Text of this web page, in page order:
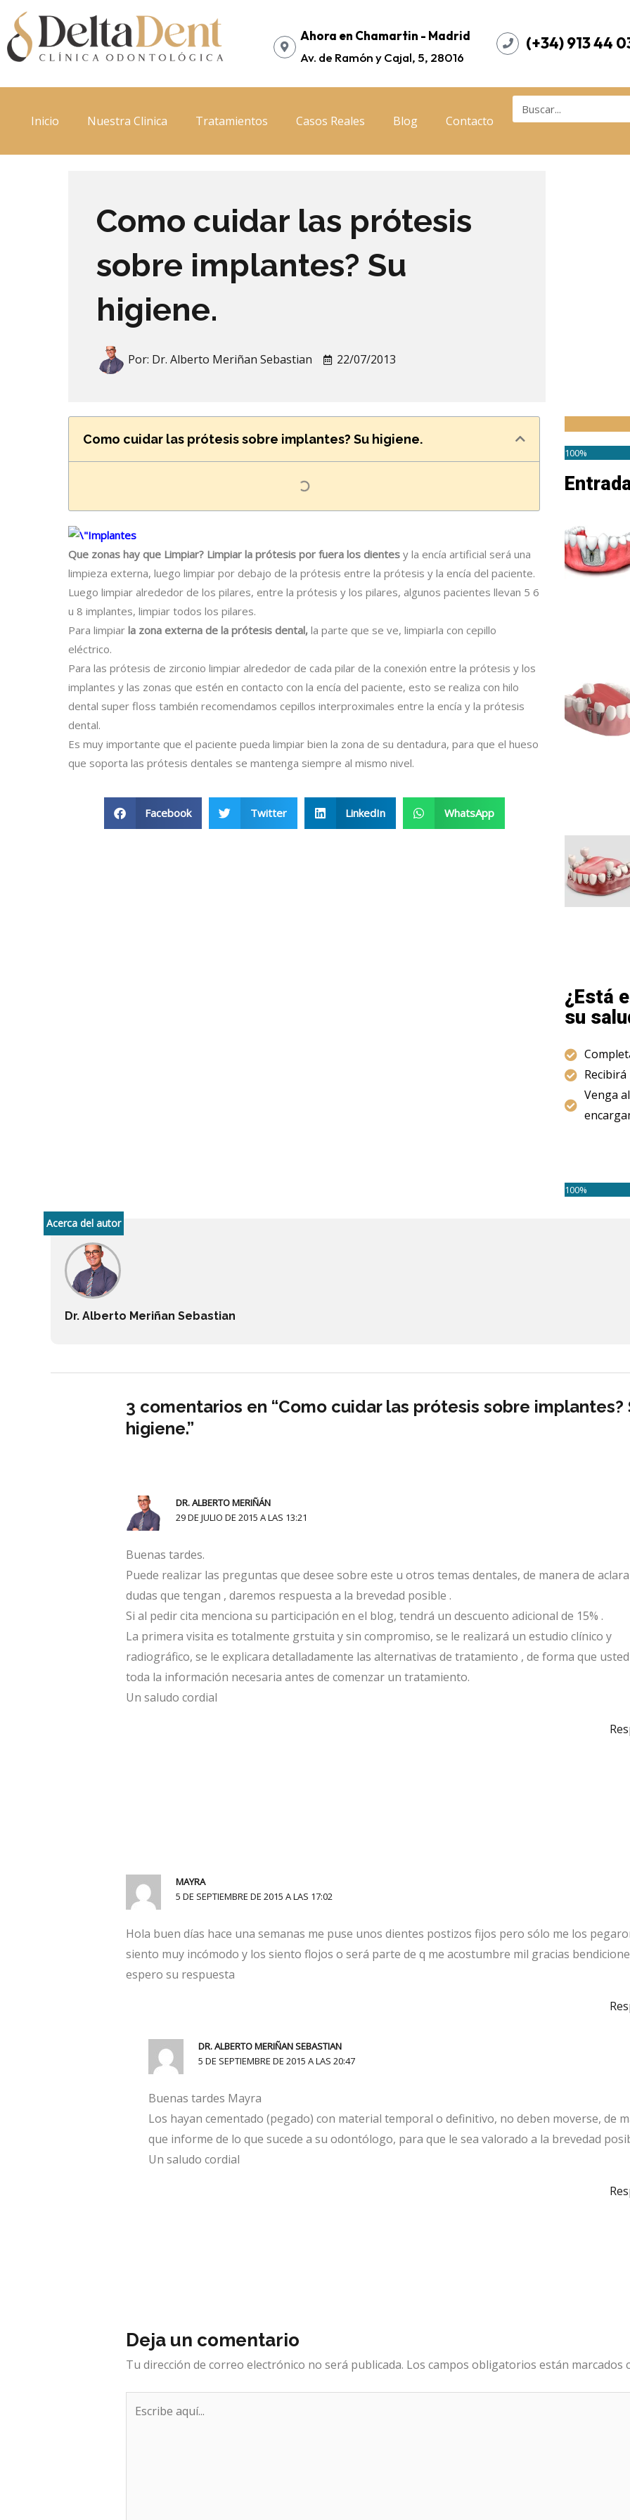
contenido
Ahora en Chamartin - Madrid
Av. de Ramón y Cajal, 5, 28016
(+34) 913 44
Inicio Nuestra Clinica Tratamientos Casos Reales Blog Contacto
Como cuidar las prótesis
sobre implantes? Su
higiene.
Por: Dr. Alberto Meriñan Sebastian 22/07/2013
Como cuidar las prótesis sobre implantes? Su higiene.
Que zonas hay que Limpiar? Limpiar la prótesis por fuera los dientes y la encía artificial será una
limpieza externa, luego limpiar por debajo de la prótesis entre la prótesis y la encía del paciente.
Luego limpiar alrededor de los pilares, entre la prótesis y los pilares, algunos pacientes llevan 5 6
u 8 implantes, limpiar todos los pilares.
Para limpiar la zona externa de la prótesis dental, la parte que se ve, limpiarla con cepillo
eléctrico.
Para las prótesis de zirconio limpiar alrededor de cada pilar de la conexión entre la prótesis y los
implantes y las zonas que estén en contacto con la encía del paciente, esto se realiza con hilo
dental super floss también recomendamos cepillos interproximales entre la encía y la prótesis
dental.
Es muy importante que el paciente pueda limpiar bien la zona de su dentadura, para que el hueso
que soporta las prótesis dentales se mantenga siempre al mismo nivel.
Facebook Twitter LinkedIn WhatsApp
100%
¿Está
su
Venga
100%
Acerca del autor
Dr. Alberto Meriñan Sebastian
3 comentarios en “Como cuidar las prótesis sobre implantes?
higiene.”
DR. ALBERTO MERIÑÁN
29 DE JULIO DE 2015 A LAS 13:21
Buenas tardes.
Puede realizar las preguntas que desee sobre este u otros temas dentales, de manera de
dudas que tengan , daremos respuesta a la brevedad posible .
Si al pedir cita menciona su participación en el blog, tendrá un descuento adicional de 15% .
La primera visita es totalmente grstuita y sin compromiso, se le realizará un estudio clínico y
radiográfico, se le explicara detalladamente las alternativas de tratamiento , de forma que
toda la información necesaria antes de comenzar un tratamiento.
Un saludo cordial
MAYRA
5 DE SEPTIEMBRE DE 2015 A LAS 17:02
Hola buen días hace una semanas me puse unos dientes postizos fijos pero sólo me los
siento muy incómodo y los siento flojos o será parte de q me acostumbre mil gracias
espero su respuesta
DR. ALBERTO MERIÑAN SEBASTIAN
5 DE SEPTIEMBRE DE 2015 A LAS 20:47
Buenas tardes Mayra
Los hayan cementado (pegado) con material temporal o definitivo, no deben moverse, de
que informe de lo que sucede a su odontólogo, para que le sea valorado a la brevedad
Un saludo cordial
Deja un comentario
Tu dirección de correo electrónico no será publicada. Los campos obligatorios están marcados